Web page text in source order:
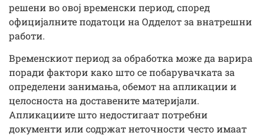
решени во овој временски период, според
официјалните податоци на Одделот за внатрешни
работи.
Временскиот период за обработка може да варира
поради фактори како што се побарувачката за
определени занимања, обемот на апликации и
целосноста на доставените материјали.
Апликациите што недостигаат потребни
документи или содржат неточности често имаат